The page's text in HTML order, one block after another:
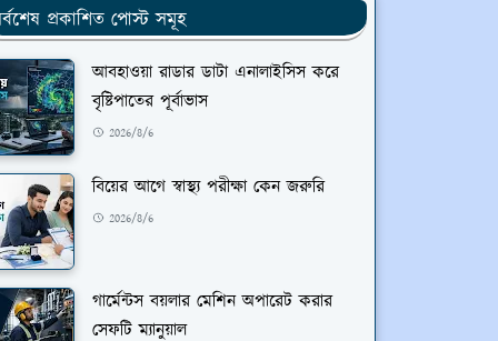
প্রকাশিত পোস্ট সমূহ
আবহাওয়া রাডার ডাটা এনালাইসিস করে
বৃষ্টিপাতের পূর্বাভাস
2026/8/6
বিয়ের আগে স্বাস্থ্য পরীক্ষা কেন জরুরি
2026/8/6
গার্মেন্টস বয়লার মেশিন অপারেট করার
সেফটি ম্যানুয়াল